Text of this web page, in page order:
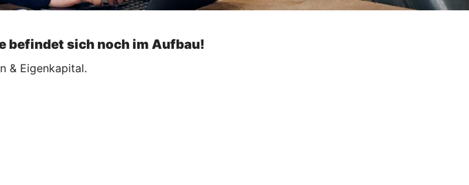
befindet sich noch im Aufbau!
& Eigenkapital.